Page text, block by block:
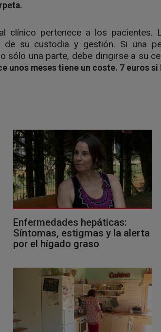
clínico pertenece a los
de su custodia y gestión. Si una
sólo una parte, debe dirigirse a su
unos meses tiene un coste. 7 euros si
Enfermedades hepáticas:
Síntomas, estigmas y la alerta
por el hígado graso